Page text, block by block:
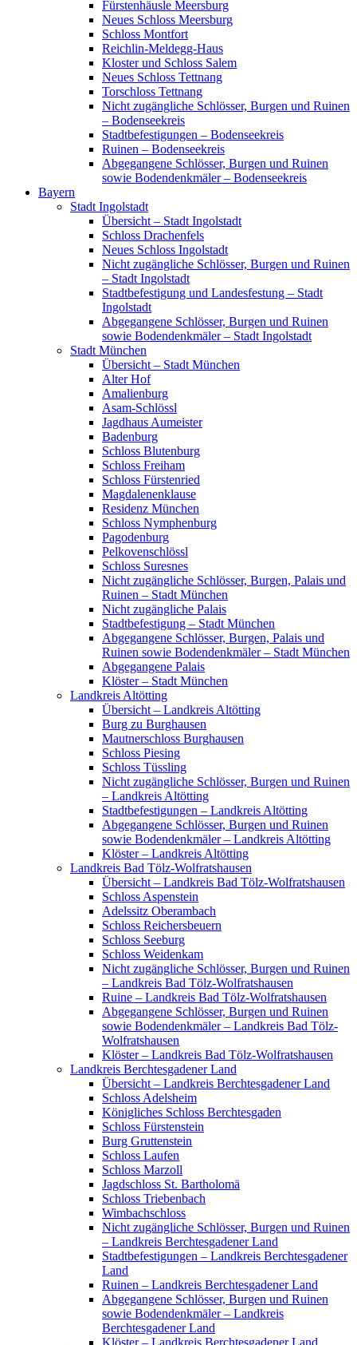
Fürstenhäusle Meersburg
Neues Schloss Meersburg
Schloss Montfort
Reichlin-Meldegg-Haus
Kloster und Schloss Salem
Neues Schloss Tettnang
Torschloss Tettnang
Nicht zugängliche Schlösser, Burgen und Ruinen
– Bodenseekreis
Stadtbefestigungen – Bodenseekreis
Ruinen – Bodenseekreis
Abgegangene Schlösser, Burgen und Ruinen
sowie Bodendenkmäler – Bodenseekreis
Bayern
Stadt Ingolstadt
Übersicht – Stadt Ingolstadt
Schloss Drachenfels
Neues Schloss Ingolstadt
Nicht zugängliche Schlösser, Burgen und Ruinen
– Stadt Ingolstadt
Stadtbefestigung und Landesfestung – Stadt
Ingolstadt
Abgegangene Schlösser, Burgen und Ruinen
sowie Bodendenkmäler – Stadt Ingolstadt
Stadt München
Übersicht – Stadt München
Alter Hof
Amalienburg
Asam-Schlössl
Jagdhaus Aumeister
Badenburg
Schloss Blutenburg
Schloss Freiham
Schloss Fürstenried
Magdalenenklause
Residenz München
Schloss Nymphenburg
Pagodenburg
Pelkovenschlössl
Schloss Suresnes
Nicht zugängliche Schlösser, Burgen, Palais und
Ruinen – Stadt München
Nicht zugängliche Palais
Stadtbefestigung – Stadt München
Abgegangene Schlösser, Burgen, Palais und
Ruinen sowie Bodendenkmäler – Stadt München
Abgegangene Palais
Klöster – Stadt München
Landkreis Altötting
Übersicht – Landkreis Altötting
Burg zu Burghausen
Mautnerschloss Burghausen
Schloss Piesing
Schloss Tüssling
Nicht zugängliche Schlösser, Burgen und Ruinen
– Landkreis Altötting
Stadtbefestigungen – Landkreis Altötting
Abgegangene Schlösser, Burgen und Ruinen
sowie Bodendenkmäler – Landkreis Altötting
Klöster – Landkreis Altötting
Landkreis Bad Tölz-Wolfratshausen
Übersicht – Landkreis Bad Tölz-Wolfratshausen
Schloss Aspenstein
Adelssitz Oberambach
Schloss Reichersbeuern
Schloss Seeburg
Schloss Weidenkam
Nicht zugängliche Schlösser, Burgen und Ruinen
– Landkreis Bad Tölz-Wolfratshausen
Ruine – Landkreis Bad Tölz-Wolfratshausen
Abgegangene Schlösser, Burgen und Ruinen
sowie Bodendenkmäler – Landkreis Bad Tölz-
Wolfratshausen
Klöster – Landkreis Bad Tölz-Wolfratshausen
Landkreis Berchtesgadener Land
Übersicht – Landkreis Berchtesgadener Land
Schloss Adelsheim
Königliches Schloss Berchtesgaden
Schloss Fürstenstein
Burg Gruttenstein
Schloss Laufen
Schloss Marzoll
Jagdschloss St. Bartholomä
Schloss Triebenbach
Wimbachschloss
Nicht zugängliche Schlösser, Burgen und Ruinen
– Landkreis Berchtesgadener Land
Stadtbefestigungen – Landkreis Berchtesgadener
Land
Ruinen – Landkreis Berchtesgadener Land
Abgegangene Schlösser, Burgen und Ruinen
sowie Bodendenkmäler – Landkreis
Berchtesgadener Land
Klöster – Landkreis Berchtesgadener Land